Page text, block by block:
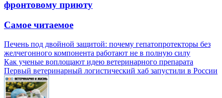
фронтовому приюту
Самое читаемое
Печень под двойной защитой: почему гепатопротекторы без
желчегонного компонента работают не в полную силу
Как ученые воплощают идею ветеринарного препарата
Первый ветеринарный логистический хаб запустили в России